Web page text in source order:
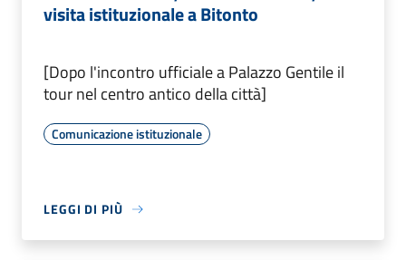
visita istituzionale a Bitonto
[Dopo l'incontro ufficiale a Palazzo Gentile il
tour nel centro antico della città]
Comunicazione istituzionale
LEGGI DI PIÙ